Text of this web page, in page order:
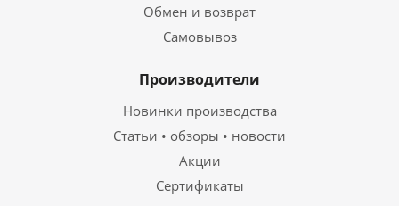
Обмен и возврат
Самовывоз
Производители
Новинки производства
Статьи • обзоры • новости
Акции
Сертификаты